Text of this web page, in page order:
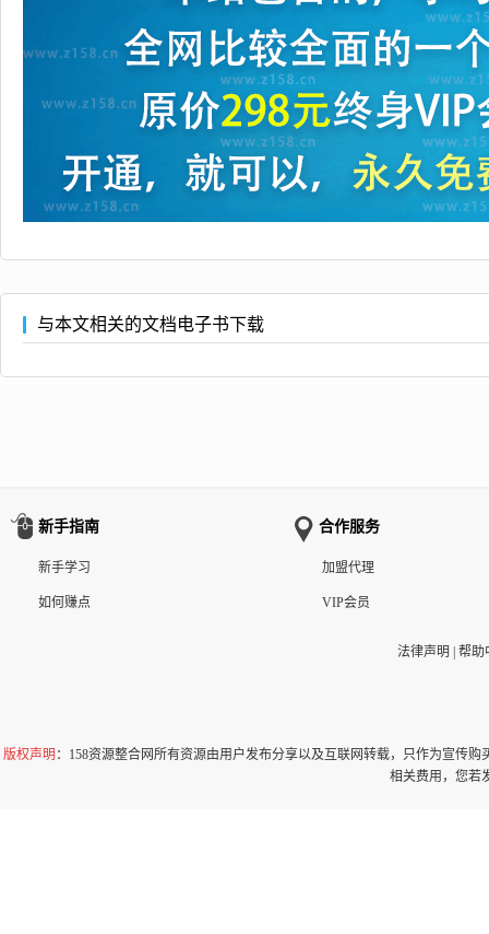
与本文相关的文档电子书下载
新手指南
新手学习
如何赚点
合作服务
加盟代理
VIP会员
法律声明 帮助
版权声明 ：158资源整合网所有资源由用户发布分享以及互联网转载，只作为宣传
相关费用，您若